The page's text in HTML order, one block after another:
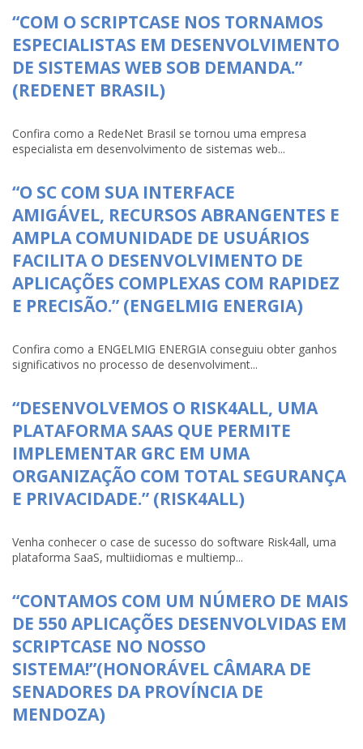
“COM O SCRIPTCASE NOS TORNAMOS
ESPECIALISTAS EM DESENVOLVIMENTO
DE SISTEMAS WEB SOB DEMANDA.”
(REDENET BRASIL)
Confira como a RedeNet Brasil se tornou uma empresa
especialista em desenvolvimento de sistemas web...
“O SC COM SUA INTERFACE
AMIGÁVEL, RECURSOS ABRANGENTES E
AMPLA COMUNIDADE DE USUÁRIOS
FACILITA O DESENVOLVIMENTO DE
APLICAÇÕES COMPLEXAS COM RAPIDEZ
E PRECISÃO.” (ENGELMIG ENERGIA)
Confira como a ENGELMIG ENERGIA conseguiu obter ganhos
significativos no processo de desenvolviment...
“DESENVOLVEMOS O RISK4ALL, UMA
PLATAFORMA SAAS QUE PERMITE
IMPLEMENTAR GRC EM UMA
ORGANIZAÇÃO COM TOTAL SEGURANÇA
E PRIVACIDADE.” (RISK4ALL)
Venha conhecer o case de sucesso do software Risk4all, uma
plataforma SaaS, multiidiomas e multiemp...
“CONTAMOS COM UM NÚMERO DE MAIS
DE 550 APLICAÇÕES DESENVOLVIDAS EM
SCRIPTCASE NO NOSSO
SISTEMA!”(HONORÁVEL CÂMARA DE
SENADORES DA PROVÍNCIA DE
MENDOZA)